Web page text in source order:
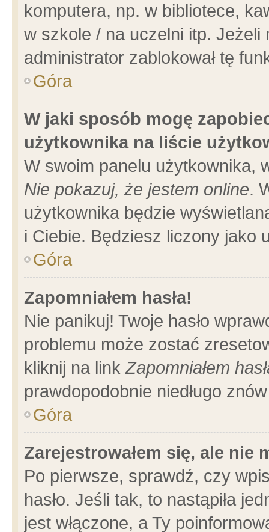
komputera, np. w bibliotece,
w szkole / na uczelni itp.
administrator zablokował tę
Góra
W jaki sposób mogę
użytkownika na liście
W swoim panelu użytkownika,
Nie pokazuj, że jestem online.
użytkownika będzie
i Ciebie. Będziesz liczony jako
Góra
Zapomniałem hasła!
Nie panikuj! Twoje hasło
problemu może zostać
kliknij na linkZapomniałem
prawdopodobnie niedługo
Góra
Zarejestrowałem się, ale nie
Po pierwsze, sprawdź, czy
hasło. Jeśli tak, to nastąpiła
jest włączone, a Ty